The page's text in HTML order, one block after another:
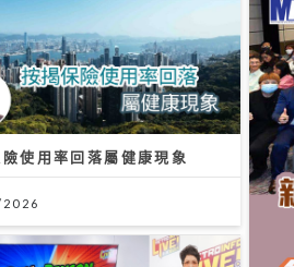
使用率回落屬健康現象